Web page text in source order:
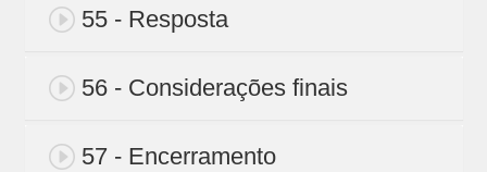
55 - Resposta
56 - Considerações finais
57 - Encerramento